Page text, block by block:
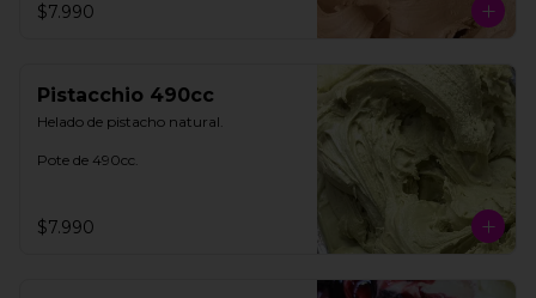
$7.990
Pistacchio 490cc
Helado de pistacho natural.
Pote de 490cc.
$7.990